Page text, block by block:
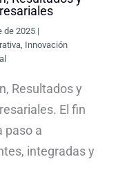
de 2025 |
Innovación
Resultados y
El fin
paso a
integradas y